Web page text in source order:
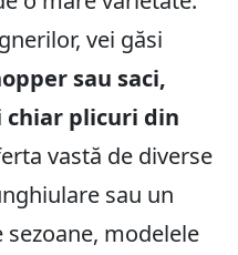
vei găsi
sau saci,
plicuri din
vastă de diverse
sau un
modelele